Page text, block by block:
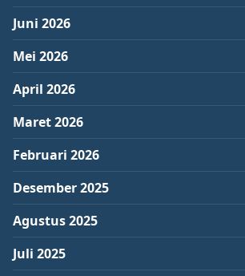
Juni 2026
Mei 2026
April 2026
Maret 2026
Februari 2026
Desember 2025
Agustus 2025
Juli 2025